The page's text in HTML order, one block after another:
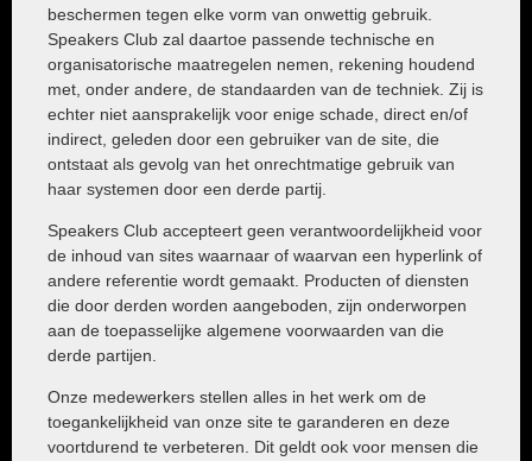
beschermen tegen elke vorm van onwettig gebruik.
Speakers Club zal daartoe passende technische en
organisatorische maatregelen nemen, rekening houdend
met, onder andere, de standaarden van de techniek. Zij is
echter niet aansprakelijk voor enige schade, direct en/of
indirect, geleden door een gebruiker van de site, die
ontstaat als gevolg van het onrechtmatige gebruik van
haar systemen door een derde partij.
Speakers Club accepteert geen verantwoordelijkheid voor
de inhoud van sites waarnaar of waarvan een hyperlink of
andere referentie wordt gemaakt. Producten of diensten
die door derden worden aangeboden, zijn onderworpen
aan de toepasselijke algemene voorwaarden van die
derde partijen.
Onze medewerkers stellen alles in het werk om de
toegankelijkheid van onze site te garanderen en deze
voortdurend te verbeteren. Dit geldt ook voor mensen die